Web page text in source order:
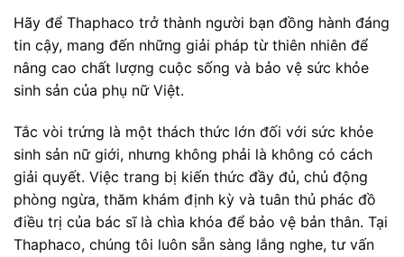
Hãy để Thaphaco trở thành người bạn đồng hành đáng
tin cậy, mang đến những giải pháp từ thiên nhiên để
nâng cao chất lượng cuộc sống và bảo vệ sức khỏe
sinh sản của phụ nữ Việt.
Tắc vòi trứng là một thách thức lớn đối với sức khỏe
sinh sản nữ giới, nhưng không phải là không có cách
giải quyết. Việc trang bị kiến thức đầy đủ, chủ động
phòng ngừa, thăm khám định kỳ và tuân thủ phác đồ
điều trị của bác sĩ là chìa khóa để bảo vệ bản thân. Tại
Thaphaco, chúng tôi luôn sẵn sàng lắng nghe, tư vấn